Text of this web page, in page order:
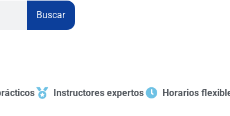
Buscar
Instructores expertos Horarios